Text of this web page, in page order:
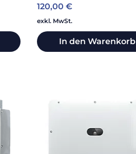
Preis
120,00 €
exkl. MwSt.
In den Warenkorb